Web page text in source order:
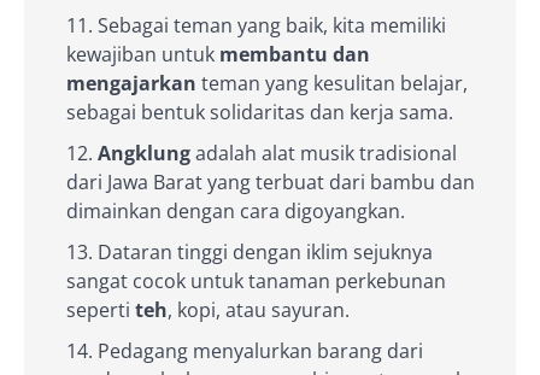
Sebagai teman yang baik, kita memiliki
kewajiban untuk membantu dan
mengajarkan teman yang kesulitan belajar,
sebagai bentuk solidaritas dan kerja sama.
Angklungadalah alat musik tradisional
dari Jawa Barat yang terbuat dari bambu dan
dimainkan dengan cara digoyangkan.
Dataran tinggi dengan iklim sejuknya
sangat cocok untuk tanaman perkebunan
seperti teh, kopi, atau sayuran.
Pedagang menyalurkan barang dari